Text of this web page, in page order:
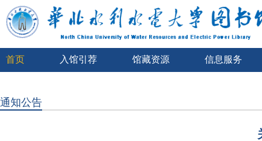
首页 入馆引荐 馆藏资源 信息服务
通知公告